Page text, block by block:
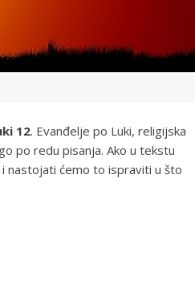
12. Evanđelje po Luki, religijska
po redu pisanja. Ako u tekstu
nastojati ćemo to ispraviti u što